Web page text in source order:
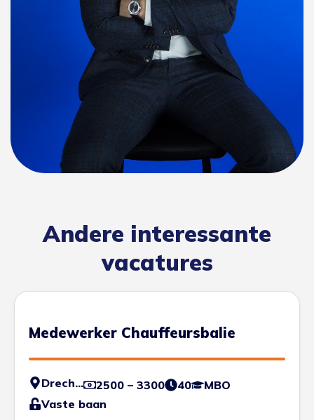
Andere interessante
vacatures
Medewerker Chauffeursbalie
Drechtsteden 2500 – 3300 40
MBO
Vaste baan